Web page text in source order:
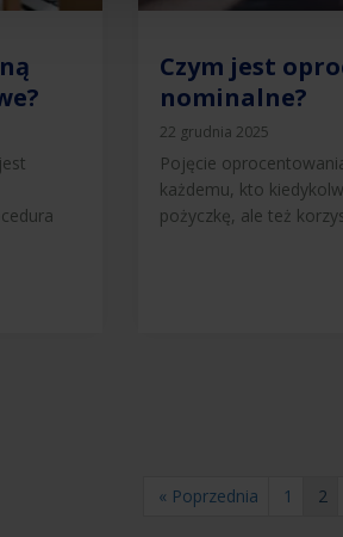
Czym jest
nominalne?
22 grudnia 2025
Pojęcie
każdemu, kto
pożyczkę, ale też
« Poprzednia 1 2